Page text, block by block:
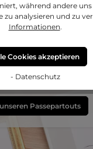
deinen Rahmen mit
Passepartout von
MeinLieblingsrahmen.
Passepartouts
während andere uns
zu analysieren und zu
Informationen.
Cookies akzeptieren
- Datenschutz